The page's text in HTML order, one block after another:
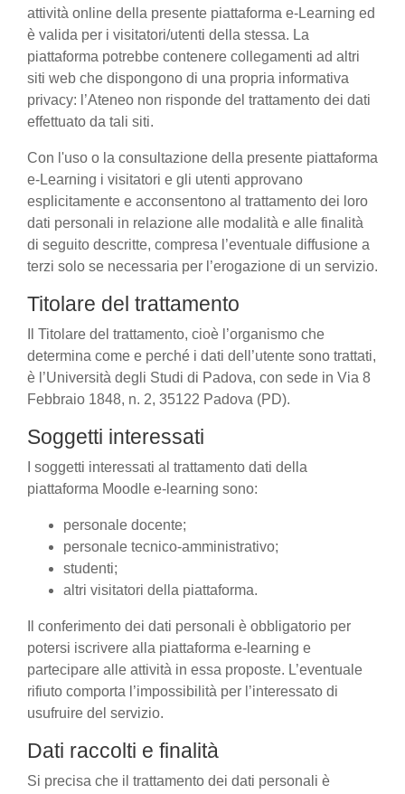
attività online della presente piattaforma e-Learning ed
è valida per i visitatori/utenti della stessa. La
piattaforma potrebbe contenere collegamenti ad altri
siti web che dispongono di una propria informativa
privacy: l’Ateneo non risponde del trattamento dei dati
effettuato da tali siti.
Con l'uso o la consultazione della presente piattaforma
e-Learning i visitatori e gli utenti approvano
esplicitamente e acconsentono al trattamento dei loro
dati personali in relazione alle modalità e alle finalità
di seguito descritte, compresa l’eventuale diffusione a
terzi solo se necessaria per l’erogazione di un servizio.
Titolare del trattamento
Il Titolare del trattamento, cioè l’organismo che
determina come e perché i dati dell’utente sono trattati,
è l’Università degli Studi di Padova, con sede in Via 8
Febbraio 1848, n. 2, 35122 Padova (PD).
Soggetti interessati
I soggetti interessati al trattamento dati della
piattaforma Moodle e-learning sono:
personale docente;
personale tecnico-amministrativo;
studenti;
altri visitatori della piattaforma.
Il conferimento dei dati personali è obbligatorio per
potersi iscrivere alla piattaforma e-learning e
partecipare alle attività in essa proposte. L’eventuale
rifiuto comporta l’impossibilità per l’interessato di
usufruire del servizio.
Dati raccolti e finalità
Si precisa che il trattamento dei dati personali è